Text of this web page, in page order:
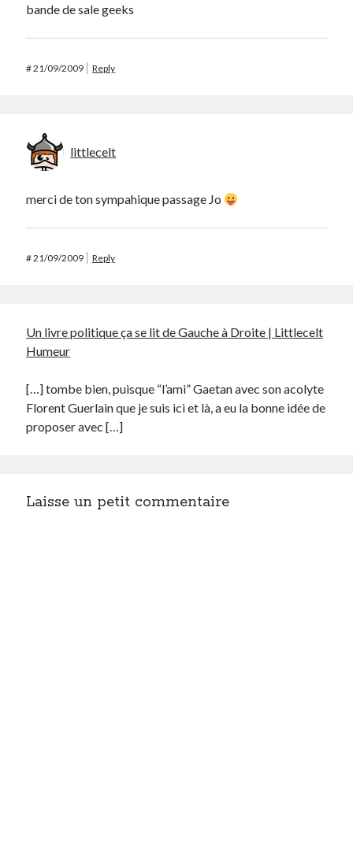
bande de sale geeks
#21/09/2009 Reply
littlecelt
merci de ton sympahique passage Jo
#21/09/2009 Reply
Un livre politique ça se lit de Gauche à Droite | Littlecelt
Humeur
[…] tombe bien, puisque “l’ami” Gaetan avec son acolyte
Florent Guerlain que je suis ici et là, a eu la bonne idée de
proposer avec […]
Laisse un petit commentaire